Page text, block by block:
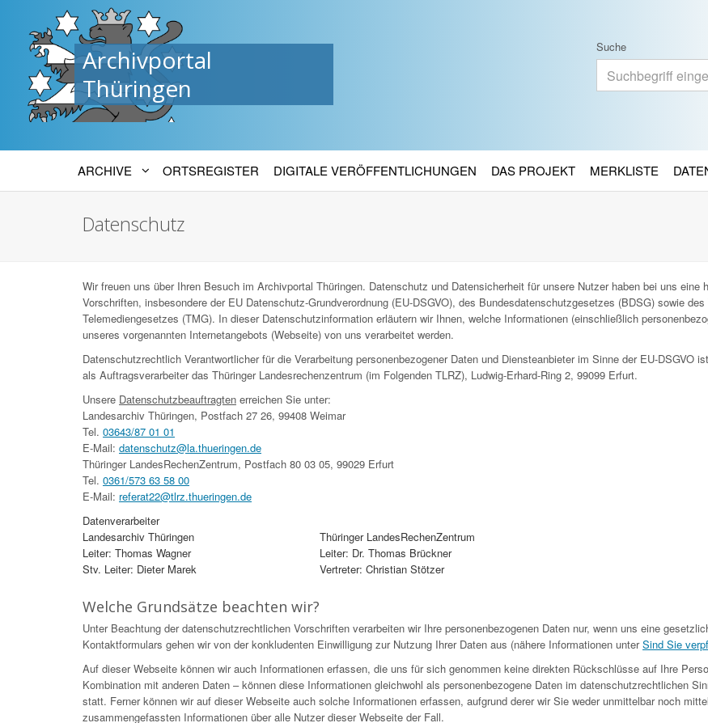
Archivportal
Thüringen
Suche
ARCHIVE ORTSREGISTER DIGITALE VERÖFFENTLICHUNGEN DAS PROJEKT MERKLISTE
Datenschutz
Wir freuen uns über Ihren Besuch im Archivportal Thüringen. Datenschutz und Datensicherheit für unsere Nutzer haben bei uns
Vorschriften, insbesondere der EU Datenschutz-Grundverordnung (EU-DSGVO), des Bundesdatenschutzgesetzes (BDSG) sowie
Telemediengesetzes (TMG). In dieser Datenschutzinformation erläutern wir Ihnen, welche Informationen (einschließlich
unseres vorgenannten Internetangebots (Webseite) von uns verarbeitet werden.
Datenschutzrechtlich Verantwortlicher für die Verarbeitung personenbezogener Daten und Diensteanbieter im Sinne der EU-DSGVO
als Auftragsverarbeiter das Thüringer Landesrechenzentrum (im Folgenden TLRZ), Ludwig-Erhard-Ring 2, 99099 Erfurt.
Unsere Datenschutzbeauftragten erreichen Sie unter:
Landesarchiv Thüringen, Postfach 27 26, 99408 Weimar
Tel. 03643/87 01 01
E-Mail: datenschutz@la.thueringen.de
Thüringer LandesRechenZentrum, Postfach 80 03 05, 99029 Erfurt
Tel. 0361/573 63 58 00
E-Mail: referat22@tlrz.thueringen.de
Datenverarbeiter
Landesarchiv Thüringen
Leiter: Thomas Wagner
Stv. Leiter: Dieter Marek
Thüringer LandesRechenZentrum
Leiter: Dr. Thomas Brückner
Vertreter: Christian Stötzer
Welche Grundsätze beachten wir?
Unter Beachtung der datenschutzrechtlichen Vorschriften verarbeiten wir Ihre personenbezogenen Daten nur, wenn uns eine
Kontaktformulars gehen wir von der konkludenten Einwilligung zur Nutzung Ihrer Daten aus (nähere Informationen unterSind Sie
Auf dieser Webseite können wir auch Informationen erfassen, die uns für sich genommen keine direkten Rückschlüsse auf Ihre
Kombination mit anderen Daten – können diese Informationen gleichwohl als personenbezogene Daten im datenschutzrechtlichen
statt. Ferner können wir auf dieser Webseite auch solche Informationen erfassen, aufgrund derer wir Sie weder unmittelbar noch
zusammengefassten Informationen über alle Nutzer dieser Webseite der Fall.